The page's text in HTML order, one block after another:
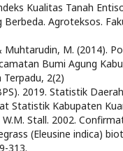
Kualitas Tanah
Berbeda. Agroteksos.
Muhtarudin, M. (2014).
Bumi Agung
Terpadu, 2(2)
2019. Statistik
Statistik Kabupaten
W.M. Stall. 2002.
(Eleusine indica)
313.